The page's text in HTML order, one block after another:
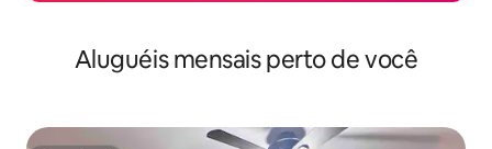
Aluguéis mensais perto de você